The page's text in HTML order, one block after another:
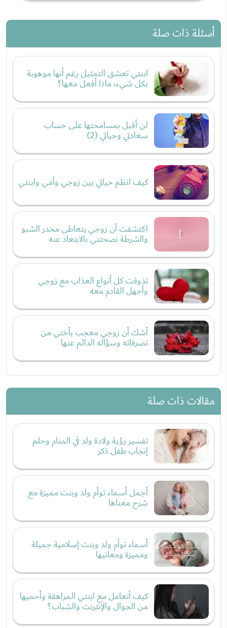
أسئلة ذات صلة
ابنتي تعشق التمثيل رغم أنها موهوبة
بكل شيء، ماذا أفعل معها؟
لن أقبل بمسامحتها على حساب
سعادتي وحياتي (2)
كيف انظم حياتي بين زوجي وأمي وابنتي
اكتشفت أن زوجي يتعاطى مخدر الشبو
والشرطة نصحتني بالابتعاد عنه
تذوقت كل أنواع العذاب مع زوجي
وأجهل القادم معه
أشك أن زوجي معجب بأختي من
تصرفاته وسؤاله الدائم عنها
مقالات ذات صلة
تفسير رؤية ولادة ولد في المنام وحلم
إنجاب طفل ذكر
أجمل أسماء توأم ولد وبنت مميزة مع
شرح معناها
أسماء توأم ولد وبنت إسلامية جميلة
ومميزة ومعانيها
كيف أتعامل مع ابنتي المراهقة وأحميها
من الجوال والإنترنت والشباب؟